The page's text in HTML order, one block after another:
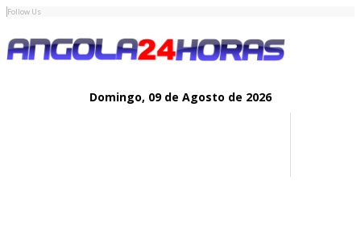
Follow Us
Domingo, 09 de Agosto de 2026